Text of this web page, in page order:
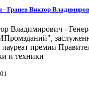
- Гранев Виктор
Владимирович -
лауреат премии
и техники